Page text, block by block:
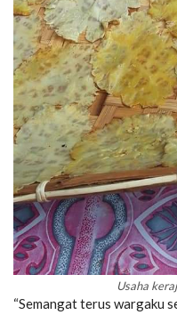
Usaha
“Semangat terus wargaku